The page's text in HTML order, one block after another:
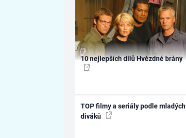
10 nejlepších dílů Hvězdné brány
TOP filmy a seriály podle mladých
diváků